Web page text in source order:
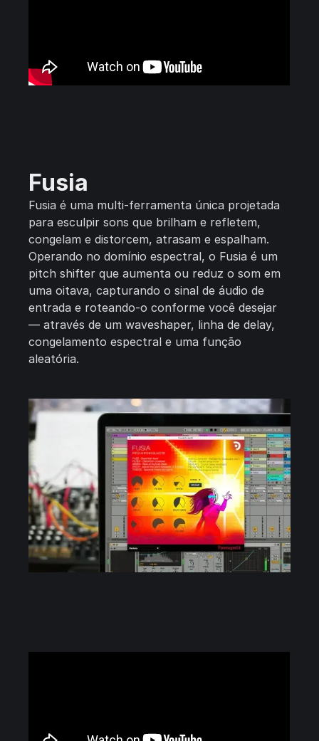
Fusia
Fusia é uma multi-ferramenta única projetada
para esculpir sons que brilham e refletem,
congelam e distorcem, atrasam e espalham.
Operando no domínio espectral, o Fusia é um
pitch shifter que aumenta ou reduz o som em
uma oitava, capturando o sinal de áudio de
entrada e roteando-o conforme você desejar
— através de um waveshaper, linha de delay,
congelamento espectral e uma função
aleatória.